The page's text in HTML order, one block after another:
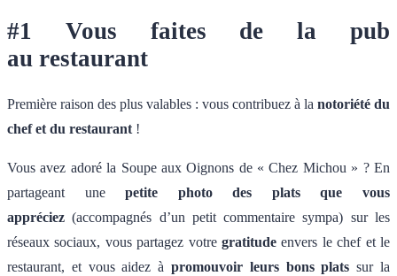
#1 Vous faites de la pub
au restaurant
Première raison des plus valables : vous contribuez à la notoriété du
chef et du restaurant !
Vous avez adoré la Soupe aux Oignons de « Chez Michou » ? En
partageant unepetite photo des plats que vous
appréciez (accompagnés d’un petit commentaire sympa) sur les
réseaux sociaux, vous partagez votre gratitude envers le chef et le
restaurant, et vous aidez à promouvoir leurs bons plats sur la